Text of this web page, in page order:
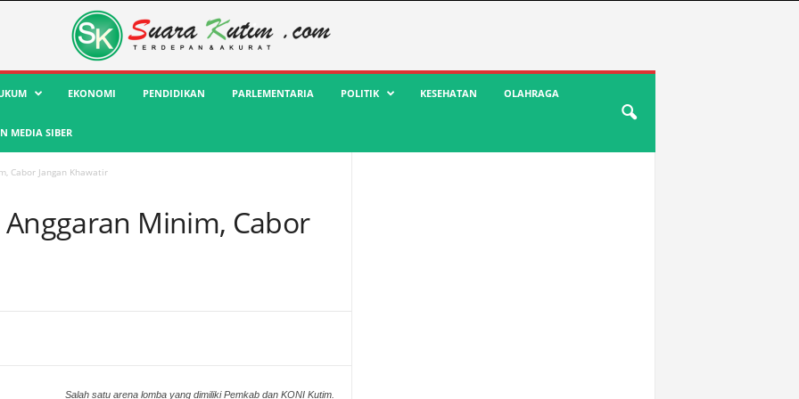
EKONOMI PENDIDIKAN PARLEMENTARIA POLITIK KESEHATAN OLAHRAGA
MEDIA SIBER
Cabor Jangan Khawatir
Minim, Cabor
Salah satu arena lomba yang dimiliki Pemkab dan KONI Kutim.